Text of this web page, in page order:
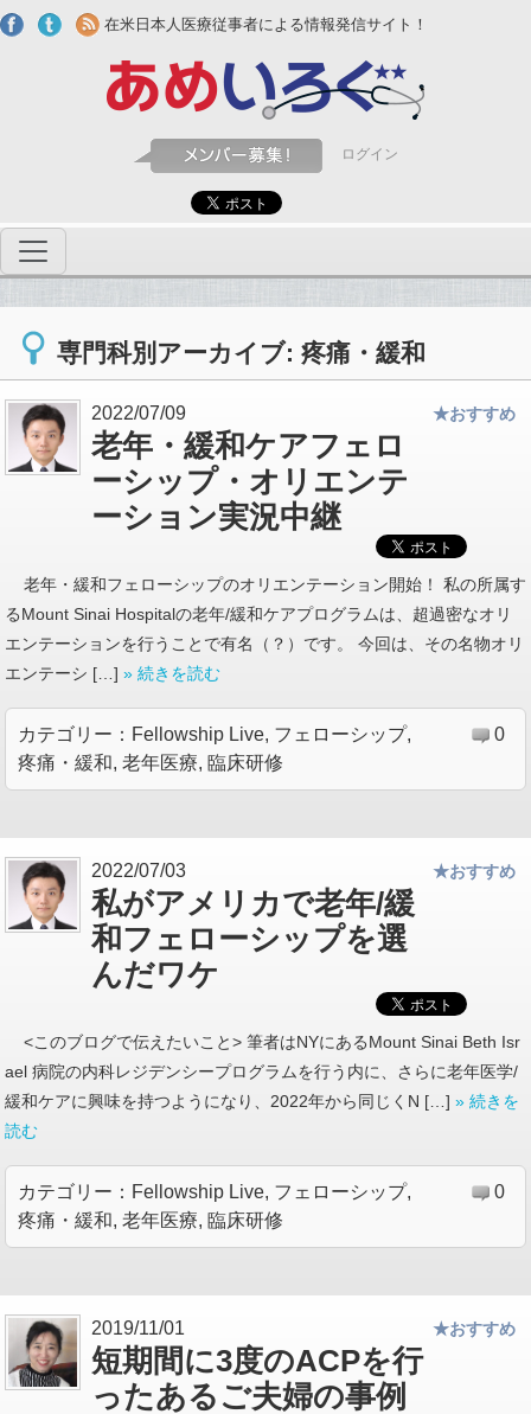
Skip to main content
在米日本人医療従事者による情報発信サイト！
ログイン
専門科別アーカイブ: 疼痛・緩和
2022/07/09
老年・緩和ケアフェロ
ーシップ・オリエンテ
ーション実況中継
★おすすめ
老年・緩和フェローシップのオリエンテーション開始！ 私の所属す
るMount Sinai Hospitalの老年/緩和ケアプログラムは、超過密なオリ
エンテーションを行うことで有名（？）です。 今回は、その名物オリ
エンテーシ […] » 続きを読む
カテゴリー： Fellowship Live, フェローシップ,
疼痛・緩和, 老年医療, 臨床研修
0
2022/07/03
私がアメリカで老年/緩
和フェローシップを選
んだワケ
★おすすめ
<このブログで伝えたいこと> 筆者はNYにあるMount Sinai Beth Isr
ael 病院の内科レジデンシープログラムを行う内に、さらに老年医学/
緩和ケアに興味を持つようになり、2022年から同じくN […] » 続きを
読む
カテゴリー： Fellowship Live, フェローシップ,
疼痛・緩和, 老年医療, 臨床研修
0
2019/11/01
短期間に3度のACPを行
ったあるご夫婦の事例
★おすすめ